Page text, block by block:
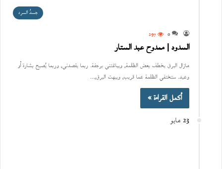
جسدُ السرد
0
297
السدود | ممدوح عبد الستار
مازال البرق يخطف بعض الظلمة، ويباغتني برجفة. ربما يقصدني، وربما يُصبح بشارة أو
وعيد. ستختفي الظلمة عما قريب، ويبهت البرق،…
أكمل القراءة »
23 مايو